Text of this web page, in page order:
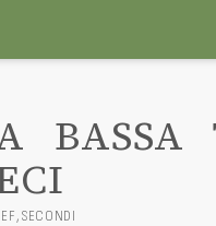
BASSA
,SECONDI